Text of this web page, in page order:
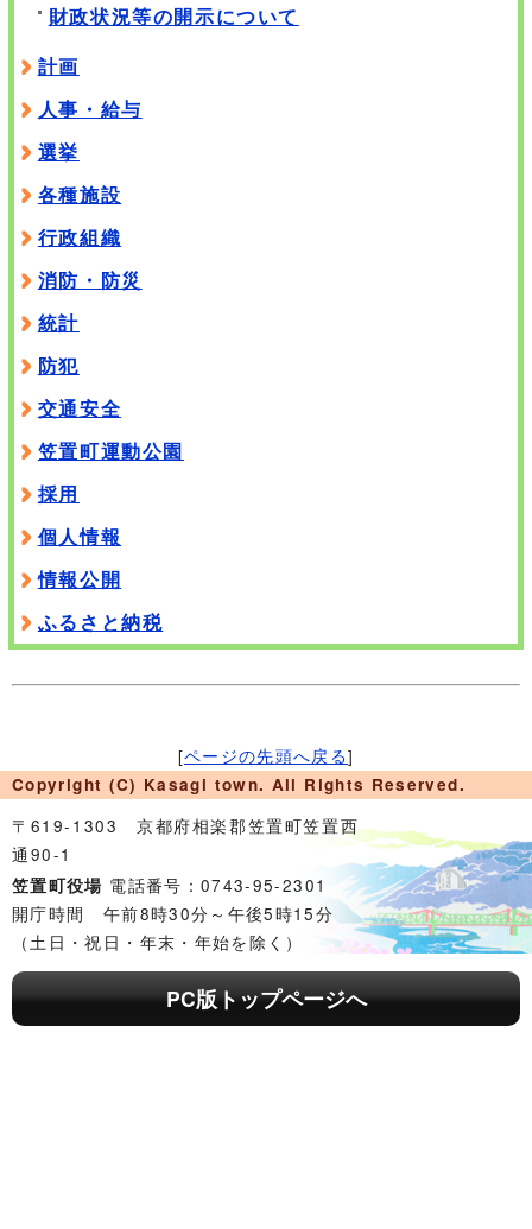
財政状況等の開示について
計画
人事・給与
選挙
各種施設
行政組織
消防・防災
統計
防犯
交通安全
笠置町運動公園
採用
個人情報
情報公開
ふるさと納税
[ページの先頭へ戻る]
Copyright (C) Kasagi town. All Rights Reserved.
〒619-1303 京都府相楽郡笠置町笠置西
通90-1
笠置町役場 電話番号：0743-95-2301
開庁時間 午前8時30分～午後5時15分
（土日・祝日・年末・年始を除く）
PC版トップページへ